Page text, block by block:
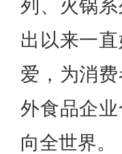
列、火锅
出以来一
爱，为消
外食品企
向全世界。